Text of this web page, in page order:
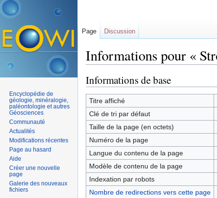
Informations pour «
Informations de base
Titre affiché
Clé de tri par défaut
Taille de la page (en octets)
Numéro de la page
Langue du contenu de la page
Modèle de contenu de la page
Indexation par robots
Nombre de redirections vers cette page
Page Discussion
Encyclopédie de
géologie, minéralogie,
paléontologie et autres
Géosciences
Communauté
Actualités
Modifications récentes
Page au hasard
Aide
Créer une nouvelle
page
Galerie des nouveaux
fichiers